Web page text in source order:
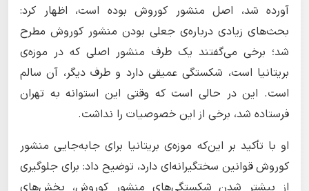
آورده شد، اصل منشور کوروش بوده است، اظهار کرد:
بحث‌های زیادی درباره‌ی جعلی بودن منشور کوروش مطرح
شد؛ برخی می‌گفتند یک طرف منشور اصلی که در موزه‌ی
بریتانیا است، شکستگی عمیقی دارد و طرف دیگر، آن سالم
است. این در حالی است که وقتی این استوانه به تهران
فرستاده شد، برخی از این خصوصیات را نداشت.
او با تأکید بر این‌که موزه‌ی بریتانیا برای جابه‌جایی منشور
کوروش قوانین سختگیرانه‌ای دارد، توضیح داد: برای جلوگیری
از بیشتر شدن شکستگی‌های منشور کوروش، بخش‌های